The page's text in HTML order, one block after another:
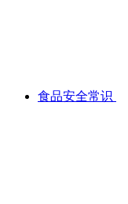
食品安全常识